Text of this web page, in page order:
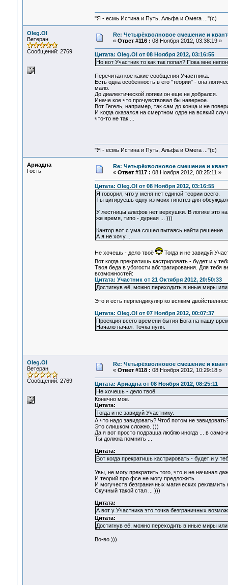
"Я - есмь Истина и Путь, Альфа и Омега ..."(с)
Oleg.Ol
Ветеран
Сообщений: 2769
Re: Четырёхволновое смешение и
« Ответ #116 : 08 Ноября 2012, 03:38:19 »
Цитата: Oleg.Ol от 08 Ноября 2012, 03:16:55
Но вот Участник то как так попал? Пока мне
Перечитал кое какие сообщения Участника.
Есть одна особенность в его "теории" - она
мало.
До диалектической логики он еще не добрался.
Иначе кое что прочувствовал бы наверное.
Вот Гегель, например, так сам до конца и не
И когда оказался на смертном одре на всякий
что-то не так ...
"Я - есмь Истина и Путь, Альфа и Омега ..."(с)
Ариадна
Гость
Re: Четырёхволновое смешение и
« Ответ #117 : 08 Ноября 2012, 08:25:11 »
Цитата: Oleg.Ol от 08 Ноября 2012, 03:16:55
Я говорил, что у меня нет единой теории всего.
Ты цитируешь одну из моих гипотез для
У лестницы алефов нет верхушки. В логике это
же время, типо - дурная ... )))
Кантор вот с ума сошел пытаясь найти решение
А я не хочу ...
Не хочешь - дело твоё
Тогда и не завидуй
Вот когда прекратишь кастрировать - будет и у
Твоя беда в убогости абстрагирования. Для тебя
возможностей:
Цитата: Участник от 21 Октября 2012, 20:50:33
Достигнув её, можно переходить в иные миры
Это и есть перпендикуляр ко всяким
Цитата: Oleg.Ol от 07 Ноября 2012, 00:07:37
Проекция всего времени бытия Бога на нашу
Начало начал. Точка нуля.
Oleg.Ol
Ветеран
Сообщений: 2769
Re: Четырёхволновое смешение и
« Ответ #118 : 08 Ноября 2012, 10:29:18 »
Цитата: Ариадна от 08 Ноября 2012, 08:25:11
Не хочешь - дело твоё
Конечно мое.
Цитата:
Тогда и не завидуй Участнику.
А что надо завидовать? Чтоб потом не
Это слишком сложно. )))
Да я вот просто подрацца люблю иногда ... в само-
Ты должна помнить ...
Цитата:
Вот когда прекратишь кастрировать - будет и у
Увы, не могу прекратить того, что и не начинал
И теорий про фсе не могу предложить.
И могучеств безграничных магических рекламить
Скучный такой стал ... )))
Цитата:
А вот у Участника это точка безграничных
Цитата:
Достигнув её, можно переходить в иные миры
Во-во )))